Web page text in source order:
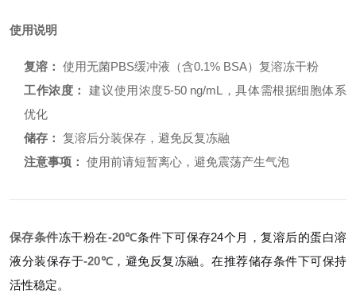
使用说明
复溶： 使用无菌PBS缓冲液（含0.1% BSA）复溶冻干粉
工作浓度：
建议使用浓度5-50 ng/mL，具体需根据细胞体系
优化
储存： 复溶后分装保存，避免反复冻融
注意事项： 使用前请短暂离心，避免震荡产生气泡
保存条件冻干粉在-20℃条件下可保存24个月，复溶后的蛋白溶
液分装保存于-20℃ ，避免反复冻融。在推荐储存条件下可保持
活性稳定。